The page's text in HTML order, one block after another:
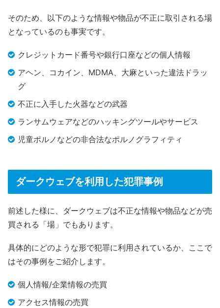
そのため、以下のような情報や物品が不正に取引される場
となっているのも事実です。
クレジットカード番号や銀行口座などの個人情報
アヘン、コカイン、MDMA、大麻といった違法ドラッ
グ
不正に入手した火器などの武器
ランサムウェアなどのハッキングツールやサービス
児童ポルノなどの非合法なポルノグラフィティ
ダークウェブを利用した犯罪事例
前述した様に、ダークウェブは不正な情報や物品などが売
買される「場」でもあります。
具体的にどのような形で犯罪に利用されているか、ここで
はその事例をご紹介します。
個人情報/企業情報の売買
アクセス情報の売買